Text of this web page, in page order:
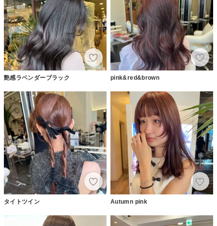
艶感ラベンダーブラック pink&red&brown
タイトツイン Autumn pink